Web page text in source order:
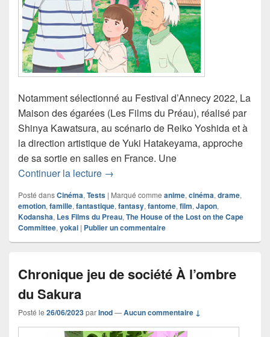
Notamment sélectionné au Festival d’Annecy 2022, La
Maison des égarées (Les Films du Préau), réalisé par
Shinya Kawatsura, au scénario de Reiko Yoshida et à
la direction artistique de Yuki Hatakeyama, approche
de sa sortie en salles en France. Une
Continuer la lecture Chronique film La Maison des égarées
→
Posté dansCinéma, Tests | Marqué comme anime, cinéma, drame,
emotion, famille, fantastique, fantasy, fantome, film, Japon,
Kodansha, Les Films du Preau, The House of the Lost on the Cape
Committee, yokai | Publier un commentaire
Chronique jeu de société À l’ombre
du Sakura
Posté le 26/06/2023parInod—Aucun commentaire ↓